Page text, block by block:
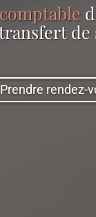
de
Prendre rendez-